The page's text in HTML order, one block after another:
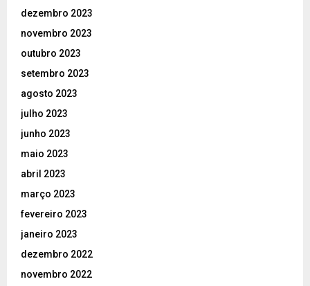
dezembro 2023
novembro 2023
outubro 2023
setembro 2023
agosto 2023
julho 2023
junho 2023
maio 2023
abril 2023
março 2023
fevereiro 2023
janeiro 2023
dezembro 2022
novembro 2022